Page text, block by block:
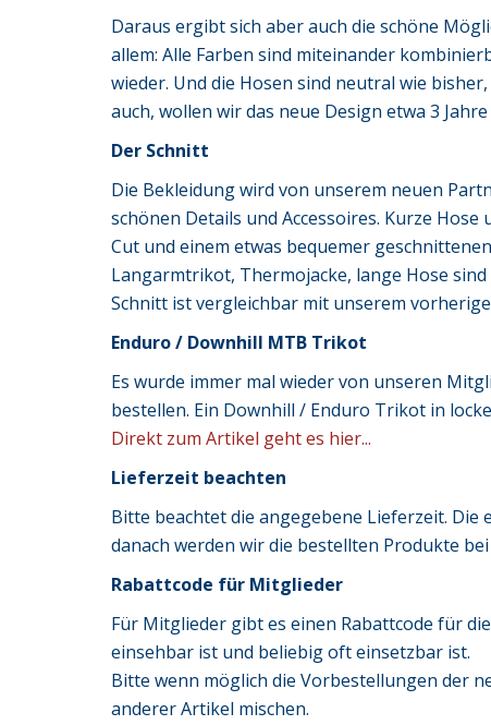
Daraus ergibt sich aber auch die schöne
allem: Alle Farben sind miteinander
wieder. Und die Hosen sind neutral wie
auch, wollen wir das neue Design etwa 3
Der Schnitt
Die Bekleidung wird von unserem neuen
schönen Details und Accessoires. Kurze
Cut und einem etwas bequemer
Langarmtrikot, Thermojacke, lange Hose
Schnitt ist vergleichbar mit unserem
Enduro / Downhill MTB Trikot
Es wurde immer mal wieder von unseren
bestellen. Ein Downhill / Enduro Trikot in
Direkt zum Artikel geht es hier...
Lieferzeit beachten
Bitte beachtet die angegebene Lieferzeit. Die
danach werden wir die bestellten Produkte
Rabattcode für Mitglieder
Für Mitglieder gibt es einen Rabattcode für
einsehbar ist und beliebig oft einsetzbar ist.
Bitte wenn möglich die Vorbestellungen der
anderer Artikel mischen.